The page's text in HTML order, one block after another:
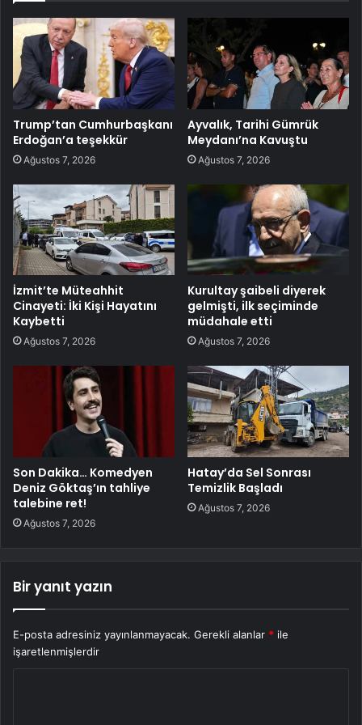
Trump’tan Cumhurbaşkanı
Erdoğan’a teşekkür
Ağustos 7, 2026
Ayvalık, Tarihi Gümrük
Meydanı’na Kavuştu
Ağustos 7, 2026
İzmit’te Müteahhit
Cinayeti: İki Kişi Hayatını
Kaybetti
Ağustos 7, 2026
Kurultay şaibeli diyerek
gelmişti, ilk seçiminde
müdahale etti
Ağustos 7, 2026
Son Dakika… Komedyen
Deniz Göktaş’ın tahliye
talebine ret!
Ağustos 7, 2026
Hatay’da Sel Sonrası
Temizlik Başladı
Ağustos 7, 2026
Bir yanıt yazın
E-posta adresiniz yayınlanmayacak. Gerekli alanlar * ile
işaretlenmişlerdir